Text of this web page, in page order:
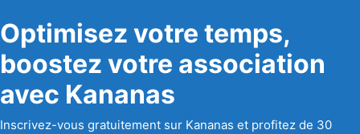
Optimisez votre temps,
boostez votre association
avec Kananas
Inscrivez-vous gratuitement sur Kananas et profitez de 30